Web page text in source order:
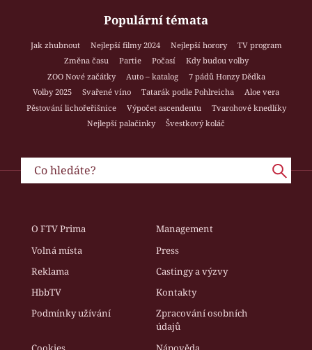
Populární témata
Jak zhubnout Nejlepší filmy 2024 Nejlepší horory
TV program
Změna času
Partie Počasí
Kdy budou volby
ZOO Nové začátky
Auto – katalog
7 pádů Honzy Dědka
Volby 2025
Svařené víno Tatarák podle Pohlreicha
Aloe vera
Pěstování lichořeřišnice
Výpočet ascendentu
Tvarohové knedlíky
Nejlepší palačinky
Švestkový koláč
O FTV Prima
Management
Volná místa
Press
Reklama
Castingy a výzvy
HbbTV
Kontakty
Podmínky užívání
Zpracování osobních
údajů